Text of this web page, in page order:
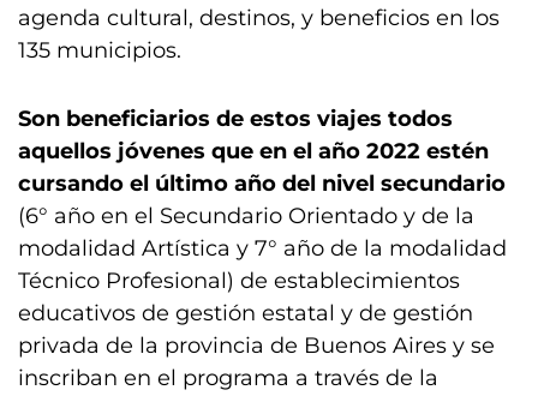
agenda cultural, destinos, y beneficios en los
135 municipios.
Son beneficiarios de estos viajes todos
aquellos jóvenes que en el año 2022 estén
cursando el último año del nivel secundario
(6° año en el Secundario Orientado y de la
modalidad Artística y 7° año de la modalidad
Técnico Profesional) de establecimientos
educativos de gestión estatal y de gestión
privada de la provincia de Buenos Aires y se
inscriban en el programa a través de la